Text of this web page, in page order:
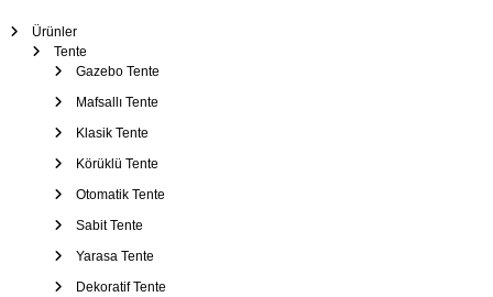
Ürünler
Tente
Gazebo Tente
Mafsallı Tente
Klasik Tente
Körüklü Tente
Otomatik Tente
Sabit Tente
Yarasa Tente
Dekoratif Tente